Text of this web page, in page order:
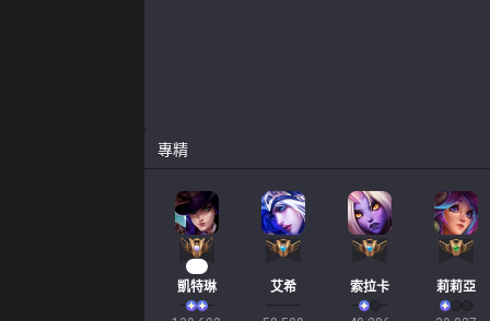
專精
凱特琳 艾希 索拉卡 莉莉亞